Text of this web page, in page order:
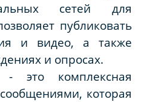
сетей для
публиковать
и видео, а также
и опросах.
- это комплексная
которая